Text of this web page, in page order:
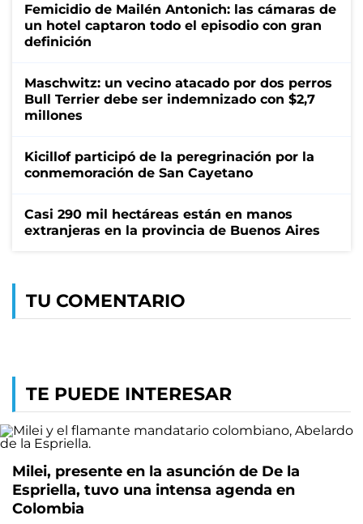
Femicidio de Mailén Antonich: las cámaras de
un hotel captaron todo el episodio con gran
definición
Maschwitz: un vecino atacado por dos perros
Bull Terrier debe ser indemnizado con $2,7
millones
Kicillof participó de la peregrinación por la
conmemoración de San Cayetano
Casi 290 mil hectáreas están en manos
extranjeras en la provincia de Buenos Aires
TU COMENTARIO
TE PUEDE INTERESAR
Milei, presente en la asunción de De la
Espriella, tuvo una intensa agenda en
Colombia